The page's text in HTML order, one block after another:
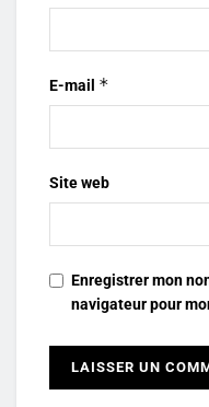
E-mail *
Site web
Enregistrer mon
navigateur pour